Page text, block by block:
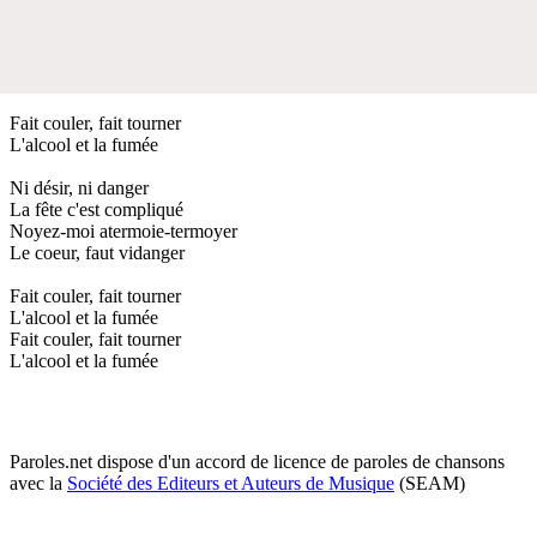
Fait couler, fait tourner
L'alcool et la fumée
Ni désir, ni danger
La fête c'est compliqué
Noyez-moi atermoie-termoyer
Le coeur, faut vidanger
Fait couler, fait tourner
L'alcool et la fumée
Fait couler, fait tourner
L'alcool et la fumée
Paroles.net dispose d'un accord de licence de paroles de chansons
avec la Société des Editeurs et Auteurs de Musique (SEAM)